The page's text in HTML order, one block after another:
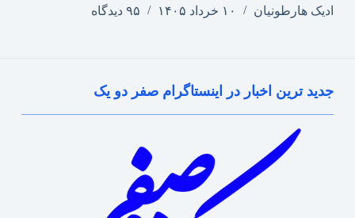
ادیک هارطونیان
۱۰ خرداد ۱۴۰۵ ۹۵ دیدگاه
جدید ترین اخبار در اینستاگرام صفر دو یک